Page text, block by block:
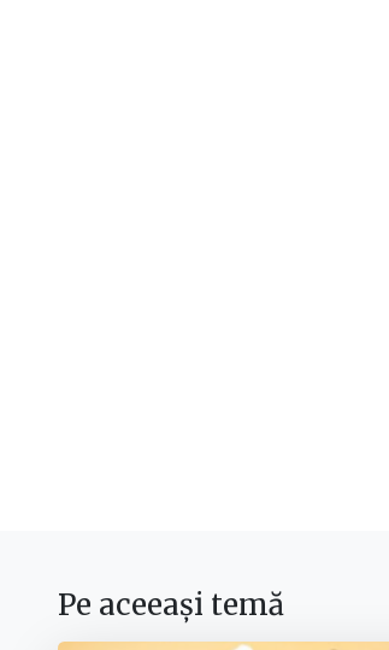
Pe aceeași temă